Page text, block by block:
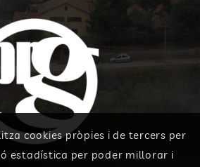
cookies pròpies i de tercers per
estadística per poder millorar i